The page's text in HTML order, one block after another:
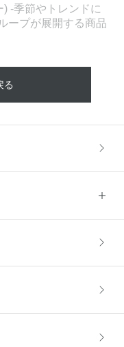
-季節やトレンドに
ープが展開する商品
る